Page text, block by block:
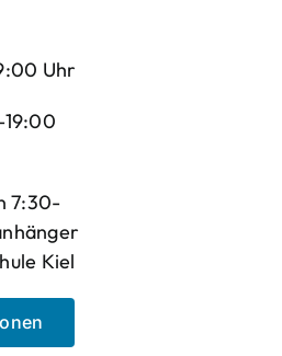
Uhr
7:30-
Kiel